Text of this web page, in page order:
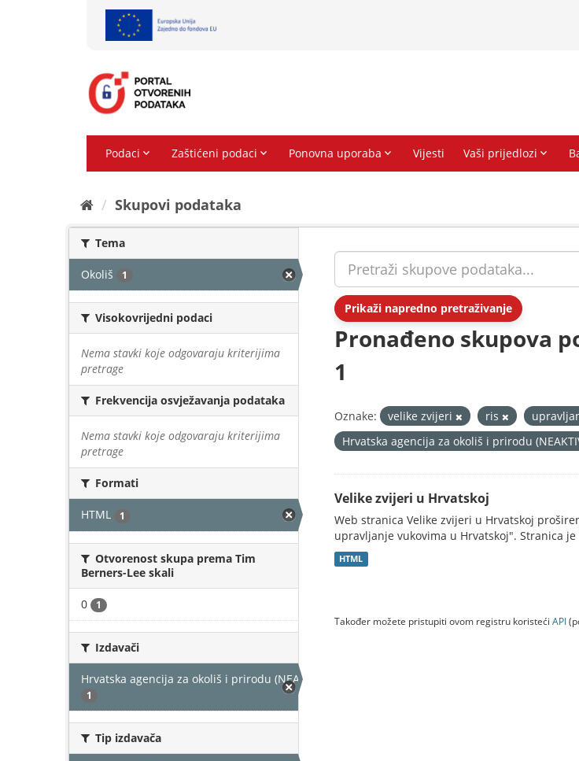
Skupovi podаtаkа
Tema
Okoliš 1
Visokovrijedni podaci
Nema stavki koje odgovaraju kriterijima
pretrage
Frekvencija osvježavanja podataka
Nema stavki koje odgovaraju kriterijima
pretrage
Formati
HTML 1
Otvorenost skupa prema Tim
Berners-Lee skali
0 1
Izdavači
Hrvatska agencija za okoliš i prirodu (NEAKTIVAN)
1
Tip izdavača
Prikaži napredno pretraživanje
Pronađeno skupova
1
Oznake: velike zvijeri ris
Hrvatska agencija za okoliš i prirodu
Velike zvijeri u Hrvatskoj
Web stranica Velike zvijeri u Hrvatskoj
upravljanje vukovima u Hrvatskoj". Stranica je
HTML
Također možete pristupiti ovom registru koristeći API